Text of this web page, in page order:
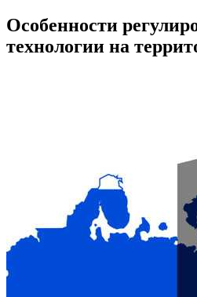
Особенности
технологии на